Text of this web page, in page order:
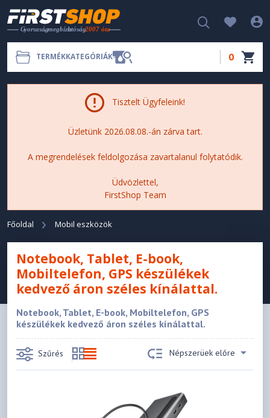
TERMÉKKATEGÓRIÁK 0
Tisztelt Ügyfeleink!
Üzletünk 2026.08.08.-án zárva tart.
A megrendelések feldolgozása zavartalanul folytatódik.
Üdvözlettel,
FirstShop Team
Főoldal Mobil eszközök
Notebook, Tablet, E-book,
Mobiltelefon, GPS készülékek
kedvező áron széles kínálattal.
Notebook, Tablet, E-book, Mobiltelefon, GPS
készülékek kedvező áron széles kínálattal.
Szűrés Népszerüek előre